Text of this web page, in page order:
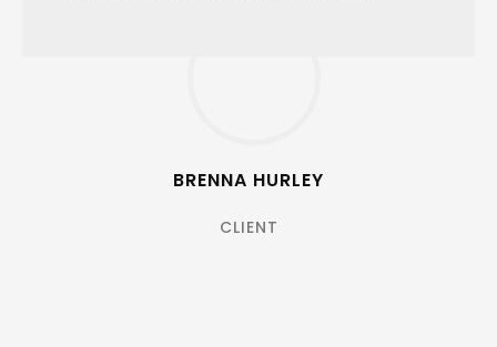
BRENNA HURLEY
CLIENT